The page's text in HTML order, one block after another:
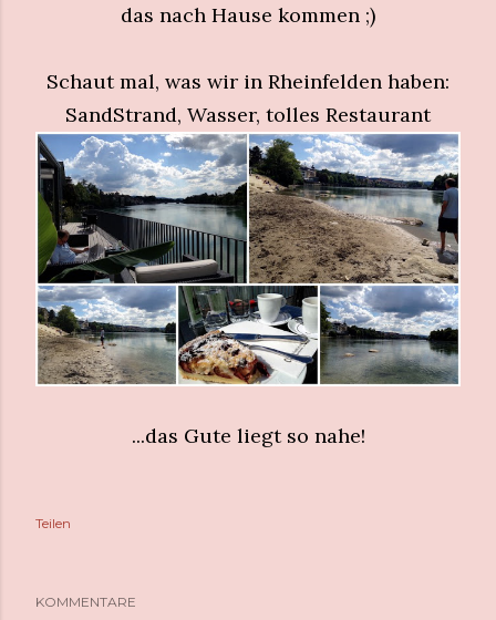
das nach Hause kommen ;)
Schaut mal, was wir in Rheinfelden haben:
SandStrand, Wasser, tolles Restaurant
...das Gute liegt so nahe!
Teilen
KOMMENTARE